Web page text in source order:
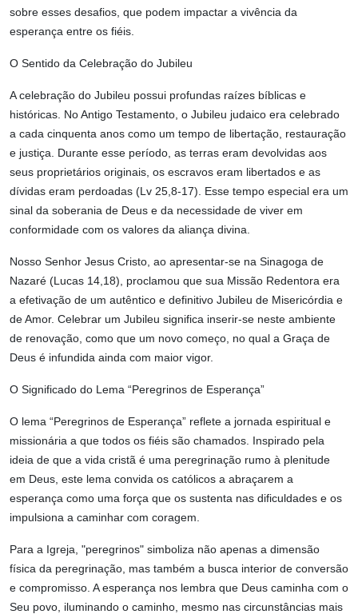
sobre esses desafios, que podem impactar a vivência da
esperança entre os fiéis.
O Sentido da Celebração do Jubileu
A celebração do Jubileu possui profundas raízes bíblicas e
históricas. No Antigo Testamento, o Jubileu judaico era celebrado
a cada cinquenta anos como um tempo de libertação, restauração
e justiça. Durante esse período, as terras eram devolvidas aos
seus proprietários originais, os escravos eram libertados e as
dívidas eram perdoadas (Lv 25,8-17). Esse tempo especial era um
sinal da soberania de Deus e da necessidade de viver em
conformidade com os valores da aliança divina.
Nosso Senhor Jesus Cristo, ao apresentar-se na Sinagoga de
Nazaré (Lucas 14,18), proclamou que sua Missão Redentora era
a efetivação de um autêntico e definitivo Jubileu de Misericórdia e
de Amor. Celebrar um Jubileu significa inserir-se neste ambiente
de renovação, como que um novo começo, no qual a Graça de
Deus é infundida ainda com maior vigor.
O Significado do Lema “Peregrinos de Esperança”
O lema “Peregrinos de Esperança” reflete a jornada espiritual e
missionária a que todos os fiéis são chamados. Inspirado pela
ideia de que a vida cristã é uma peregrinação rumo à plenitude
em Deus, este lema convida os católicos a abraçarem a
esperança como uma força que os sustenta nas dificuldades e os
impulsiona a caminhar com coragem.
Para a Igreja, "peregrinos" simboliza não apenas a dimensão
física da peregrinação, mas também a busca interior de conversão
e compromisso. A esperança nos lembra que Deus caminha com o
Seu povo, iluminando o caminho, mesmo nas circunstâncias mais